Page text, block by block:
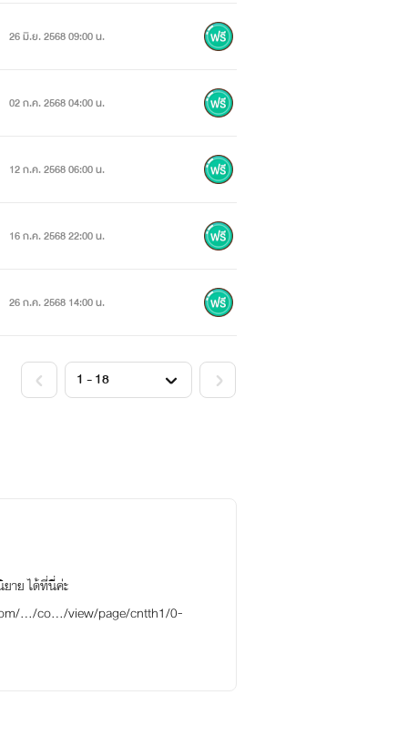
26 มิ.ย. 2568 09:00 น.
02 ก.ค. 2568 04:00 น.
12 ก.ค. 2568 06:00 น.
16 ก.ค. 2568 22:00 น.
26 ก.ค. 2568 14:00 น.
าย ได้ที่นี่ค่ะ
…/co…/view/page/cntth1/0-